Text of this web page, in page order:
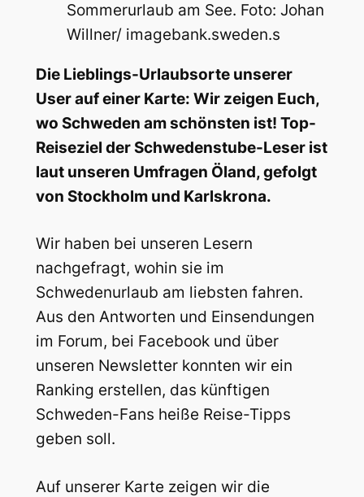
Sommerurlaub am See. Foto: Johan
Willner/ imagebank.sweden.s
Die Lieblings-Urlaubsorte unserer
User auf einer Karte: Wir zeigen Euch,
wo Schweden am schönsten ist! Top-
Reiseziel der Schwedenstube-Leser ist
laut unseren Umfragen Öland, gefolgt
von Stockholm und Karlskrona.
Wir haben bei unseren Lesern
nachgefragt, wohin sie im
Schwedenurlaub am liebsten fahren.
Aus den Antworten und Einsendungen
im Forum, bei Facebook und über
unseren Newsletter konnten wir ein
Ranking erstellen, das künftigen
Schweden-Fans heiße Reise-Tipps
geben soll.
Auf unserer Karte zeigen wir die